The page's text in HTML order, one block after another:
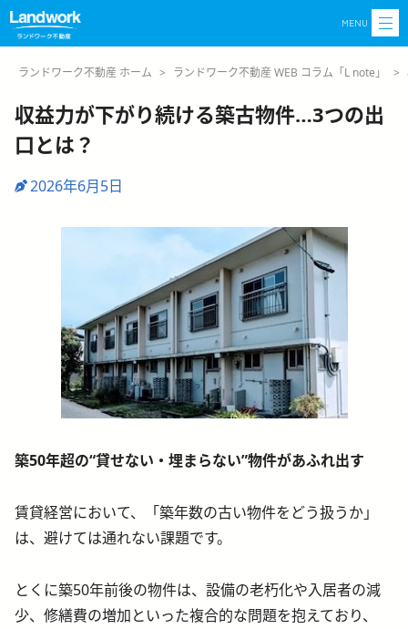
MENU
ランドワーク不動産 ホーム > ランドワーク不動産 WEB コラム「L note」 >
収益力が下がり続ける築古物件…3つの出
口とは？
2026年6月5日
築50年超の“貸せない・埋まらない”物件があふれ出す
賃貸経営において、「築年数の古い物件をどう扱うか」
は、避けては通れない課題です。
とくに築50年前後の物件は、設備の老朽化や入居者の減
少、修繕費の増加といった複合的な問題を抱えており、